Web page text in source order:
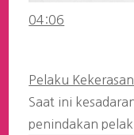
04:06
Pelaku
Saat ini
penindakan